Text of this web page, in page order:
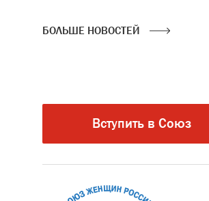
БОЛЬШЕ НОВОСТЕЙ
Вступить в Союз